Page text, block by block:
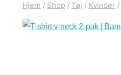
Hjem / Shop / Tøj / Kvinder /